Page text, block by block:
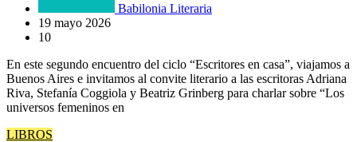
Babilonia Literaria
19 mayo 2026
10
En este segundo encuentro del ciclo “Escritores en casa”, viajamos a
Buenos Aires e invitamos al convite literario a las escritoras Adriana
Riva, Stefanía Coggiola y Beatriz Grinberg para charlar sobre “Los
universos femeninos en
LIBROS